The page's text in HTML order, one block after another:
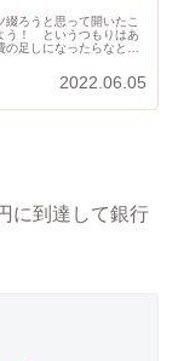
ろうと思って開いたこ
う！ というつもりはあ
の足しになったらなとひ
2022.06.05
に到達して銀行